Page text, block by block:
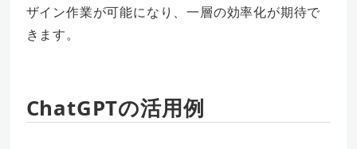
ザイン作業が可能になり、一層の効率化が期待で
きます。
ChatGPTの活用例